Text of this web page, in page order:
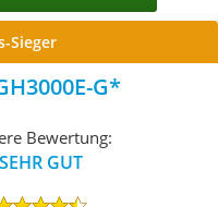
Sieger
G
Bewertung:
SEHR GUT